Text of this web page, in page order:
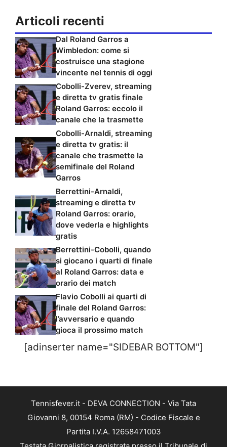
Articoli recenti
Dal Roland Garros a
Wimbledon: come si
costruisce una stagione
vincente nel tennis di oggi
Cobolli-Zverev, streaming
e diretta tv gratis finale
Roland Garros: eccolo il
canale che la trasmette
Cobolli-Arnaldi, streaming
e diretta tv gratis: il
canale che trasmette la
semifinale del Roland
Garros
Berrettini-Arnaldi,
streaming e diretta tv
Roland Garros: orario,
dove vederla e highlights
gratis
Berrettini-Cobolli, quando
si giocano i quarti di finale
al Roland Garros: data e
orario dei match
Flavio Cobolli ai quarti di
finale del Roland Garros:
l’avversario e quando
gioca il prossimo match
[adinserter name="SIDEBAR BOTTOM"]
Tennisfever.it - DEVA CONNECTION - Via Tata
Giovanni 8, 00154 Roma (RM) - Codice Fiscale e
Partita I.V.A. 12658471003